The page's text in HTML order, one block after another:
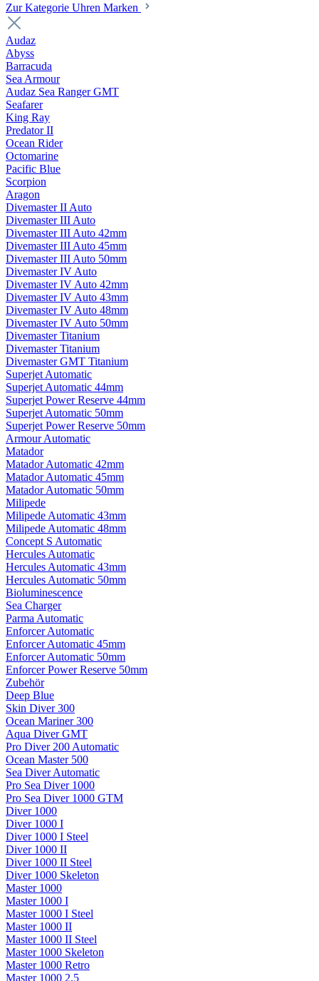
Zur Kategorie Uhren Marken
Audaz
Abyss
Barracuda
Sea Armour
Audaz Sea Ranger GMT
Seafarer
King Ray
Predator II
Ocean Rider
Octomarine
Pacific Blue
Scorpion
Aragon
Divemaster II Auto
Divemaster III Auto
Divemaster III Auto 42mm
Divemaster III Auto 45mm
Divemaster III Auto 50mm
Divemaster IV Auto
Divemaster IV Auto 42mm
Divemaster IV Auto 43mm
Divemaster IV Auto 48mm
Divemaster IV Auto 50mm
Divemaster Titanium
Divemaster Titanium
Divemaster GMT Titanium
Superjet Automatic
Superjet Automatic 44mm
Superjet Power Reserve 44mm
Superjet Automatic 50mm
Superjet Power Reserve 50mm
Armour Automatic
Matador
Matador Automatic 42mm
Matador Automatic 45mm
Matador Automatic 50mm
Milipede
Milipede Automatic 43mm
Milipede Automatic 48mm
Concept S Automatic
Hercules Automatic
Hercules Automatic 43mm
Hercules Automatic 50mm
Bioluminescence
Sea Charger
Parma Automatic
Enforcer Automatic
Enforcer Automatic 45mm
Enforcer Automatic 50mm
Enforcer Power Reserve 50mm
Zubehör
Deep Blue
Skin Diver 300
Ocean Mariner 300
Aqua Diver GMT
Pro Diver 200 Automatic
Ocean Master 500
Sea Diver Automatic
Pro Sea Diver 1000
Pro Sea Diver 1000 GTM
Diver 1000
Diver 1000 I
Diver 1000 I Steel
Diver 1000 II
Diver 1000 II Steel
Diver 1000 Skeleton
Master 1000
Master 1000 I
Master 1000 I Steel
Master 1000 II
Master 1000 II Steel
Master 1000 Skeleton
Master 1000 Retro
Master 1000 2.5